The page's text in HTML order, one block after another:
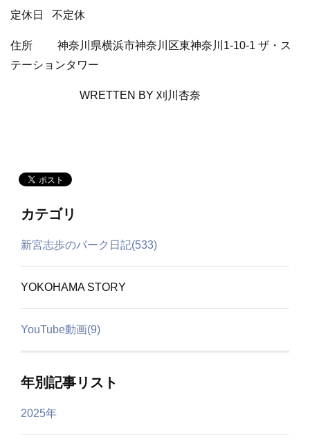
定休日 不定休
住所 神奈川県横浜市神奈川区東神奈川1-10-1 ザ・ス
テーションタワー
WRETTEN BY 刈川杏奈
カテゴリ
新宮志歩のパーク日記(533)
YOKOHAMA STORY
YouTube動画(9)
年別記事リスト
2025年